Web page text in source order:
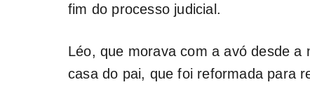
fim do processo judicial.
Léo, que morava com a avó desde
casa do pai, que foi reformada para